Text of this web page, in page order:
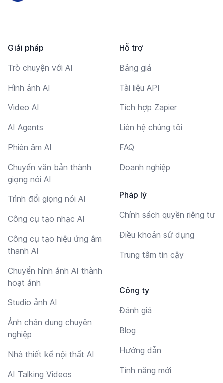
Giải pháp
Trò chuyện với AI
Hình ảnh AI
Video AI
AI Agents
Phiên âm AI
Chuyển văn bản thành
giọng nói AI
Trình đổi giọng nói AI
Công cụ tạo nhạc AI
Công cụ tạo hiệu ứng âm
thanh AI
Chuyển hình ảnh AI thành
hoạt ảnh
Studio ảnh AI
Ảnh chân dung chuyên
nghiệp
Nhà thiết kế nội thất AI
AI Talking Videos
Hỗ trợ
Bảng giá
Tài liệu API
Tích hợp Zapier
Liên hệ chúng tôi
FAQ
Doanh nghiệp
Pháp lý
Chính sách quyền riêng tư
Điều khoản sử dụng
Trung tâm tin cậy
Công ty
Đánh giá
Blog
Hướng dẫn
Tính năng mới